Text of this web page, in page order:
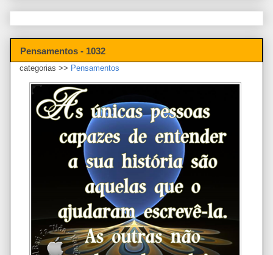
Pensamentos - 1032
categorias >> Pensamentos